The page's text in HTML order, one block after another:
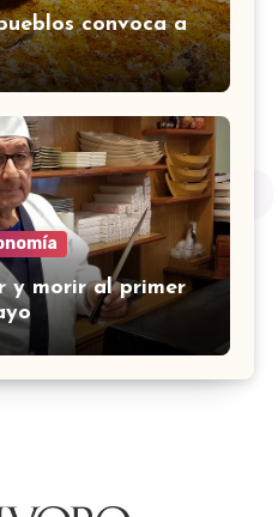
convoca a
y morir al primer